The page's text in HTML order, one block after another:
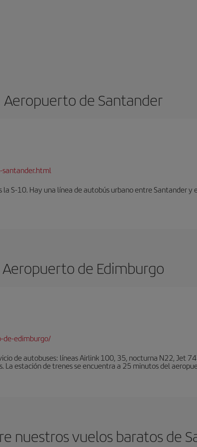
Aeropuerto de Santander
S-10. Hay una línea de autobús urbano entre Santander
Aeropuerto de Edimburgo
edimburgo/
de autobuses: líneas Airlink 100, 35, nocturna N22, Jet
La estación de trenes se encuentra a 25 minutos del
nuestros vuelos baratos de